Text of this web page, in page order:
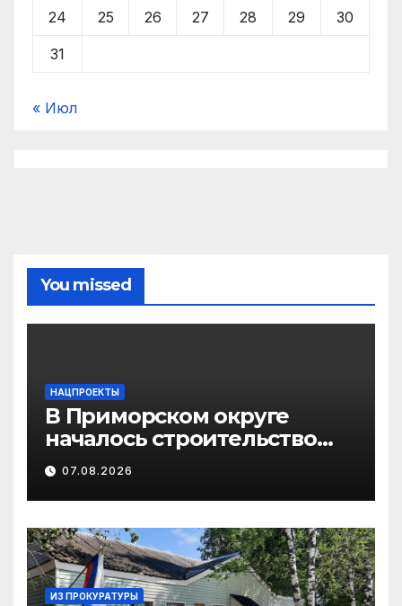
24 25 26 27 28 29 30
31
« Июл
You missed
НАЦПРОЕКТЫ
В Приморском округе
началось строительство
распределительного
газопровода для
подключения к сетям
домов в деревне Новое
Лукино
07.08.2026
ИЗ ПРОКУРАТУРЫ